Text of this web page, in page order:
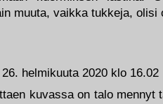
26. helmikuuta 2020 klo 16.02
kuvassa on talo mennyt
muuta, vaikka tukkeja, olisi